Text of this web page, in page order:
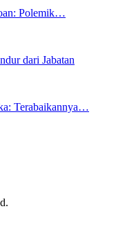
Polemik…
dari Jabatan
Terabaikannya…